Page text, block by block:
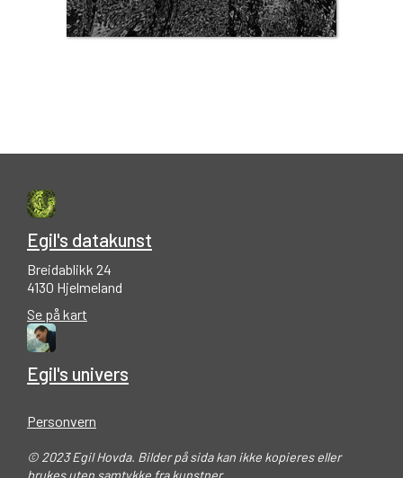
Egil's datakunst
Breidablikk 24
4130 Hjelmeland
Se på kart
Egil's univers
Personvern
© 2023 Egil Hovda. Bilder på sida kan ikke kopieres eller